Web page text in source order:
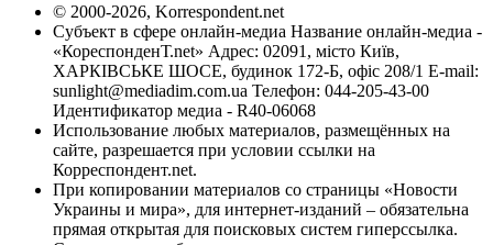
© 2000-2026, Korrespondent.net
Субъект в сфере онлайн-медиа Название онлайн-медиа -
«КореспонденТ.net» Адрес: 02091, місто Київ,
ХАРКІВСЬКЕ ШОСЕ, будинок 172-Б, офіс 208/1 E-mail:
sunlight@mediadim.com.ua Телефон: 044-205-43-00
Идентификатор медиа - R40-06068
Использование любых материалов, размещённых на
сайте, разрешается при условии ссылки на
Корреспондент.net.
При копировании материалов со страницы «Новости
Украины и мира», для интернет-изданий – обязательна
прямая открытая для поисковых систем гиперссылка.